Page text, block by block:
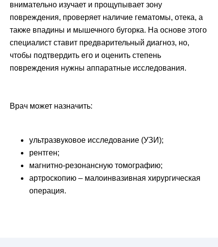
внимательно изучает и прощупывает зону
повреждения, проверяет наличие гематомы, отека, а
также впадины и мышечного бугорка. На основе этого
специалист ставит предварительный диагноз, но,
чтобы подтвердить его и оценить степень
повреждения нужны аппаратные исследования.
Врач может назначить:
ультразвуковое исследование (УЗИ);
рентген;
магнитно-резонансную томографию;
артроскопию – малоинвазивная хирургическая
операция.